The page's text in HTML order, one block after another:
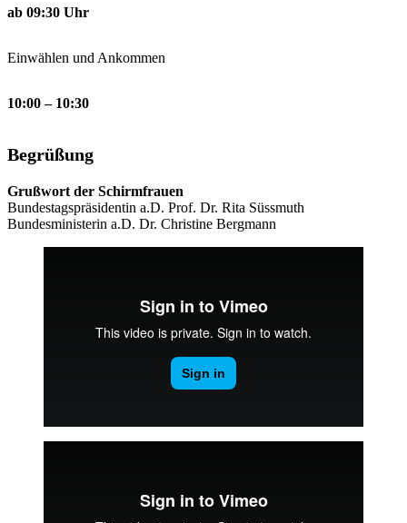
ab 09:30 Uhr
Einwählen und Ankommen
10:00 – 10:30
Begrüßung
Grußwort der Schirmfrauen
Bundestagspräsidentin a.D. Prof. Dr. Rita Süssmuth
Bundesministerin a.D. Dr. Christine Bergmann